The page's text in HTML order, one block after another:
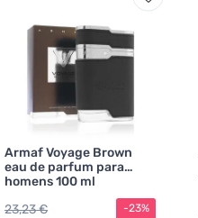
Armaf Voyage Brown
eau de parfum para
homens 100 ml
23,23 €
-23%